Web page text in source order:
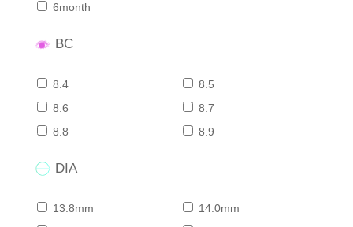
6month
BC
8.4
8.5
8.6
8.7
8.8
8.9
DIA
13.8mm
14.0mm